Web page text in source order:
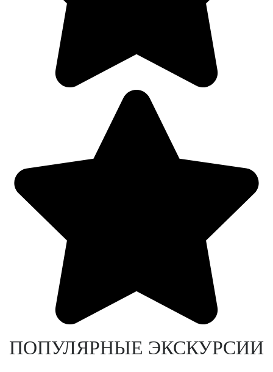
ПОПУЛЯРНЫЕ ЭКСКУРСИИ